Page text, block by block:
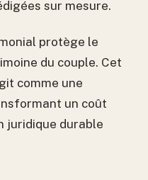
sur mesure.
protège le
du couple. Cet
comme une
un coût
juridique durable